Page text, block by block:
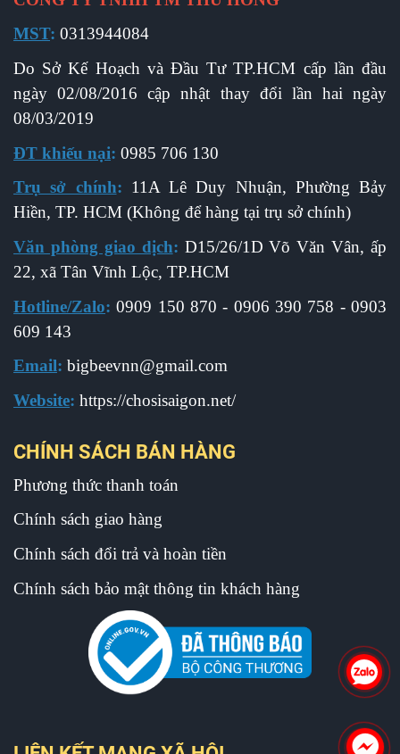
MST: 0313944084
Do Sở Kế Hoạch và Đầu Tư TP.HCM cấp lần đầu
ngày 02/08/2016 cập nhật thay đổi lần hai ngày
08/03/2019
ĐT khiếu nại: 0985 706 130
Trụ sở chính: 11A Lê Duy Nhuận, Phường Bảy
Hiền, TP. HCM (Không để hàng tại trụ sở chính)
Văn phòng giao dịch: D15/26/1D Võ Văn Vân, ấp
22, xã Tân Vĩnh Lộc, TP.HCM
Hotline/Zalo: 0909 150 870 - 0906 390 758 - 0903
609 143
Email: bigbeevnn@gmail.com
Website: https://chosisaigon.net/
CHÍNH SÁCH BÁN HÀNG
Phương thức thanh toán
Chính sách giao hàng
Chính sách đổi trả và hoàn tiền
Chính sách bảo mật thông tin khách hàng